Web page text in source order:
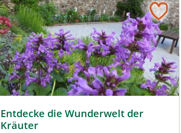
Entdecke die Wunderwelt der
Kräuter